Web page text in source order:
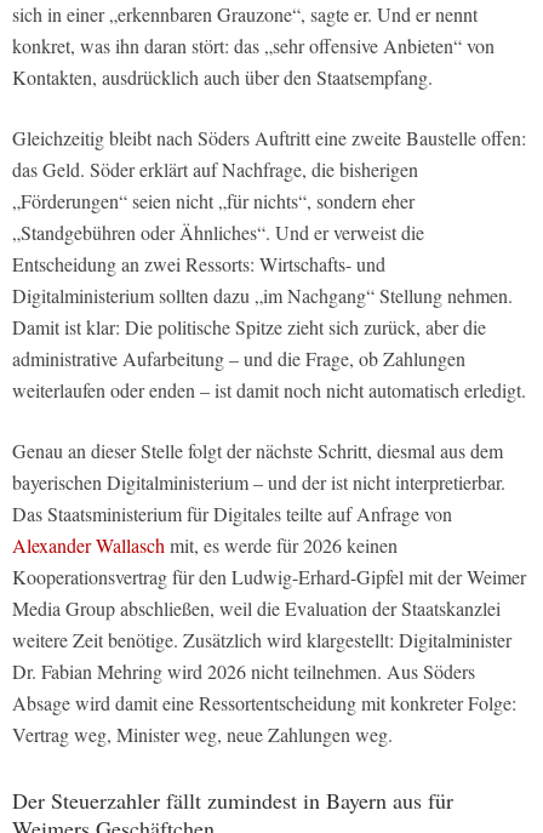
sich in einer „erkennbaren Grauzone“, sagte er. Und er nennt
konkret, was ihn daran stört: das „sehr offensive Anbieten“ von
Kontakten, ausdrücklich auch über den Staatsempfang.
Gleichzeitig bleibt nach Söders Auftritt eine zweite Baustelle offen:
das Geld. Söder erklärt auf Nachfrage, die bisherigen
„Förderungen“ seien nicht „für nichts“, sondern eher
„Standgebühren oder Ähnliches“. Und er verweist die
Entscheidung an zwei Ressorts: Wirtschafts- und
Digitalministerium sollten dazu „im Nachgang“ Stellung nehmen.
Damit ist klar: Die politische Spitze zieht sich zurück, aber die
administrative Aufarbeitung – und die Frage, ob Zahlungen
weiterlaufen oder enden – ist damit noch nicht automatisch erledigt.
Genau an dieser Stelle folgt der nächste Schritt, diesmal aus dem
bayerischen Digitalministerium – und der ist nicht interpretierbar.
Das Staatsministerium für Digitales teilte auf Anfrage von
Alexander Wallaschmit, es werde für 2026 keinen
Kooperationsvertrag für den Ludwig-Erhard-Gipfel mit der Weimer
Media Group abschließen, weil die Evaluation der Staatskanzlei
weitere Zeit benötige. Zusätzlich wird klargestellt: Digitalminister
Dr. Fabian Mehring wird 2026 nicht teilnehmen. Aus Söders
Absage wird damit eine Ressortentscheidung mit konkreter Folge:
Vertrag weg, Minister weg, neue Zahlungen weg.
Der Steuerzahler fällt zumindest in Bayern aus für